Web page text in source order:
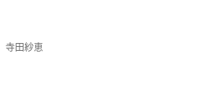
寺田紗恵